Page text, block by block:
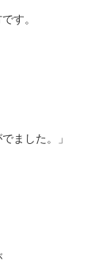
す。
ました。」